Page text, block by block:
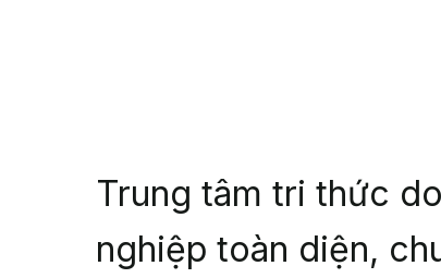
Trung tâm tri thức
nghiệp toàn diện,